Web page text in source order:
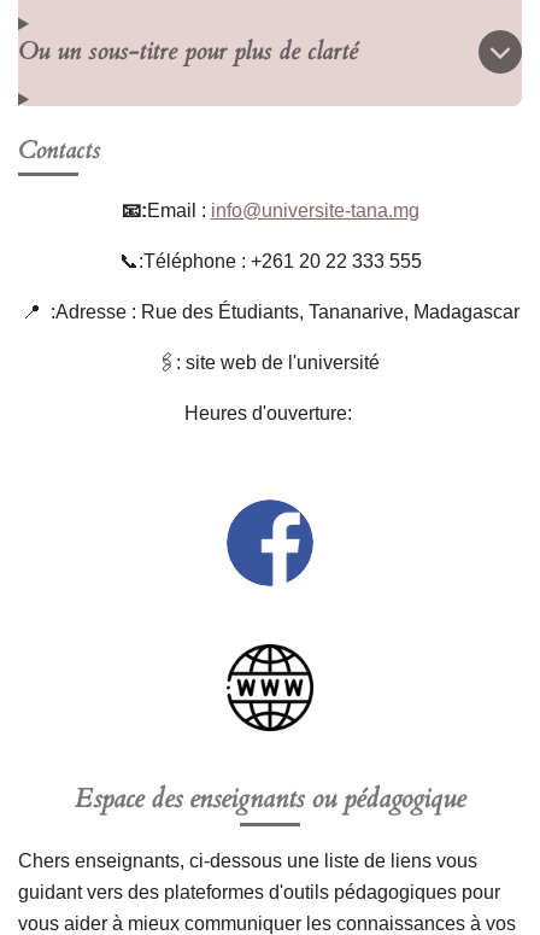
Ou un sous-titre pour plus de clarté
Contacts
📧:Email : info@universite-tana.mg
📞:Téléphone : +261 20 22 333 555
📍 :Adresse : Rue des Étudiants, Tananarive, Madagascar
🖇: site web de l'université
Heures d'ouverture:
Espace des enseignants ou pédagogique
Chers enseignants, ci-dessous une liste de liens vous
guidant vers des plateformes d'outils pédagogiques pour
vous aider à mieux communiquer les connaissances à vos